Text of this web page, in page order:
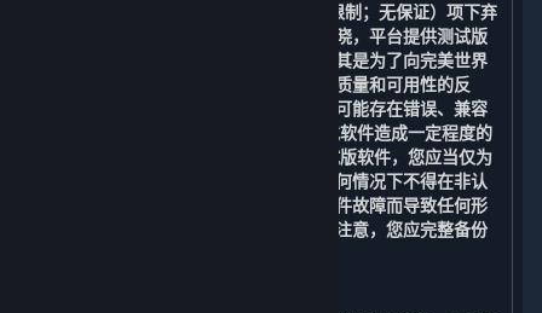
除了应适用第9条（免责声明；责任限制；无保证）项下弃
权和责任限制条款以外，您还应当知晓，平台提供测试版
软件的目的仅为测试和改进软件，尤其是为了向完美世界
以及其关联方提供有关测试版软件的质量和可用性的反
馈；测试版软件并非最终版本，因此可能存在错误、兼容
性问题，或对您的计算机、数据和/或软件造成一定程度的
损坏。如果您选择安装和/或使用测试版软件，您应当仅为
测试和改进软件的目的使用，且在任何情况下不得在非认
可的系统上使用或在可能因测试版软件故障而导致任何形
式损害之情形下使用。此外，请特别注意，您应完整备份